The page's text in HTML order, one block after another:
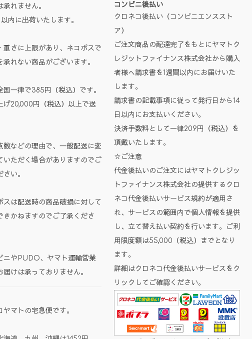
承れません。
内に出荷いたします。
重さに上限があり、ネコポスで
承れない商品がございます。
国一律で385円（税込）です。
げ20,000円（税込）以上で送
などの理由で、一般配送に変
いただく場合がありますのでご
い。
は配送時の商品破損に対して
きかねますのでご了承くださ
やPUDO、ヤマト運輸営業
届けは承っておりません。
ヤマトの宅急便です。
コンビニ後払い
クロネコ後払い（コンビニエンススト
ア）
ご注文商品の配達完了をもとにヤマトク
レジットファイナンス株式会社から購入
者様へ請求書を1週間以内にお届けいた
します。
請求書の記載事項に従って発行日から14
日以内にお支払いください。
決済手数料として一律209円（税込）を
頂戴いたします。
☆ご注意
代金後払いのご注文にはヤマトクレジッ
トファイナンス株式会社の提供するクロ
ネコ代金後払いサービス規約が適用さ
れ、サービスの範囲内で個人情報を提供
し、立て替え払い契約を行います。ご利
用限度額は55,000（税込）までとなり
ます。
詳細はクロネコ代金後払いサービスをク
リックしてご確認ください。